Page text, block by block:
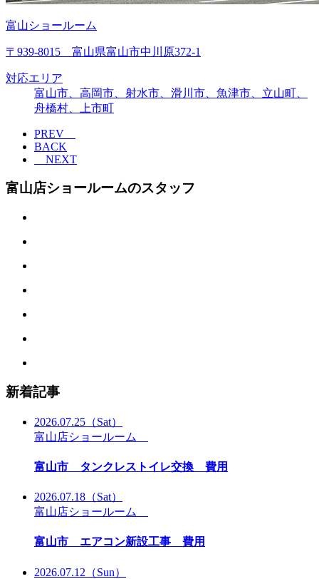
富山ショールーム
〒939-8015 富山県富山市中川原372-1
対応エリア
富山市、高岡市、射水市、滑川市、魚津市、立山町、
舟橋村、上市町
PREV
BACK
NEXT
富山店ショールームのスタッフ
新着記事
2026.07.25 （Sat）
富山店ショールーム
富山市 タンクレストイレ交換 費用
2026.07.18 （Sat）
富山店ショールーム
富山市 エアコン新設工事 費用
2026.07.12 （Sun）